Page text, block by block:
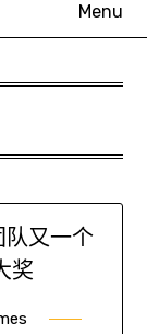
Menu
又一个
奖